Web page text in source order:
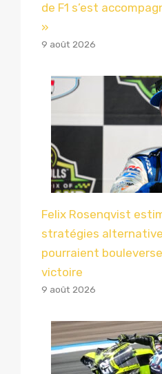
de F1 s’est
»
9 août 2026
Felix Rosenqvist
stratégies
pourraient
victoire
9 août 2026